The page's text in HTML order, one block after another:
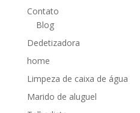
Contato
Blog
Dedetizadora
home
Limpeza de caixa de água
Marido de aluguel